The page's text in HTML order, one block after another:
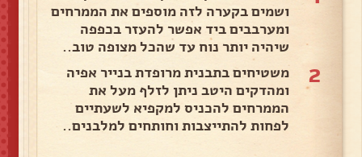
ושמים בקערה לזה מוספים את הממרחים
ומערבבים ביד אפשר להעזר בכפפה
שיהיה יותר נוח עד שהכל מצופה טוב..
2
משטיחים בתבנית מרופדת בנייר אפיה
ומהדקים היטב ניתן לזלף מעל את
הממרחים להכניס למקפיא לשעתיים
לפחות להתייצבות וחותחים למלבנים..